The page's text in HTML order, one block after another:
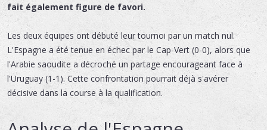
fait également figure de favori.
Les deux équipes ont débuté leur tournoi par un match nul.
L'Espagne a été tenue en échec par le Cap-Vert (0-0), alors que
l'Arabie saoudite a décroché un partage encourageant face à
l'Uruguay (1-1). Cette confrontation pourrait déjà s'avérer
décisive dans la course à la qualification.